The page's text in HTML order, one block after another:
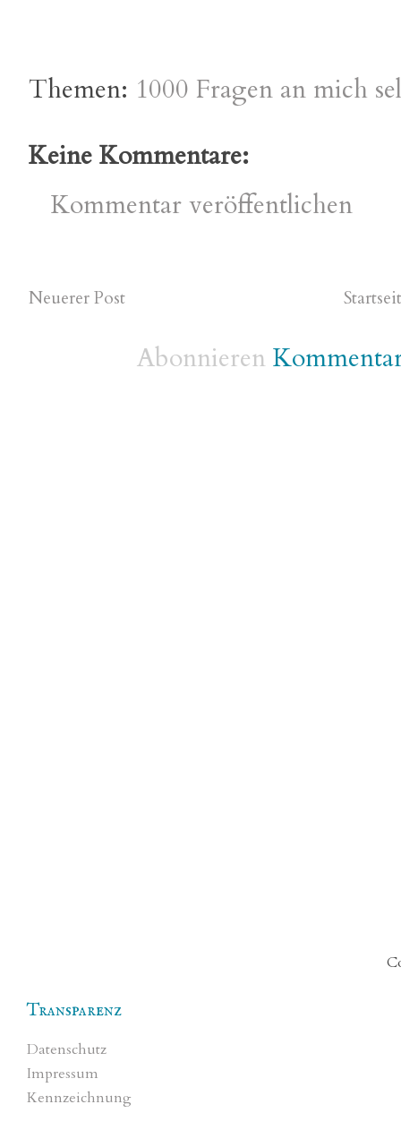
Themen: 1000 Fragen an mich
Keine Kommentare:
Kommentar veröffentlichen
Neuerer Post
Abonnieren
Transparenz
Datenschutz
Impressum
Kennzeichnung